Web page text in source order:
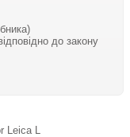
до закону
Leica L